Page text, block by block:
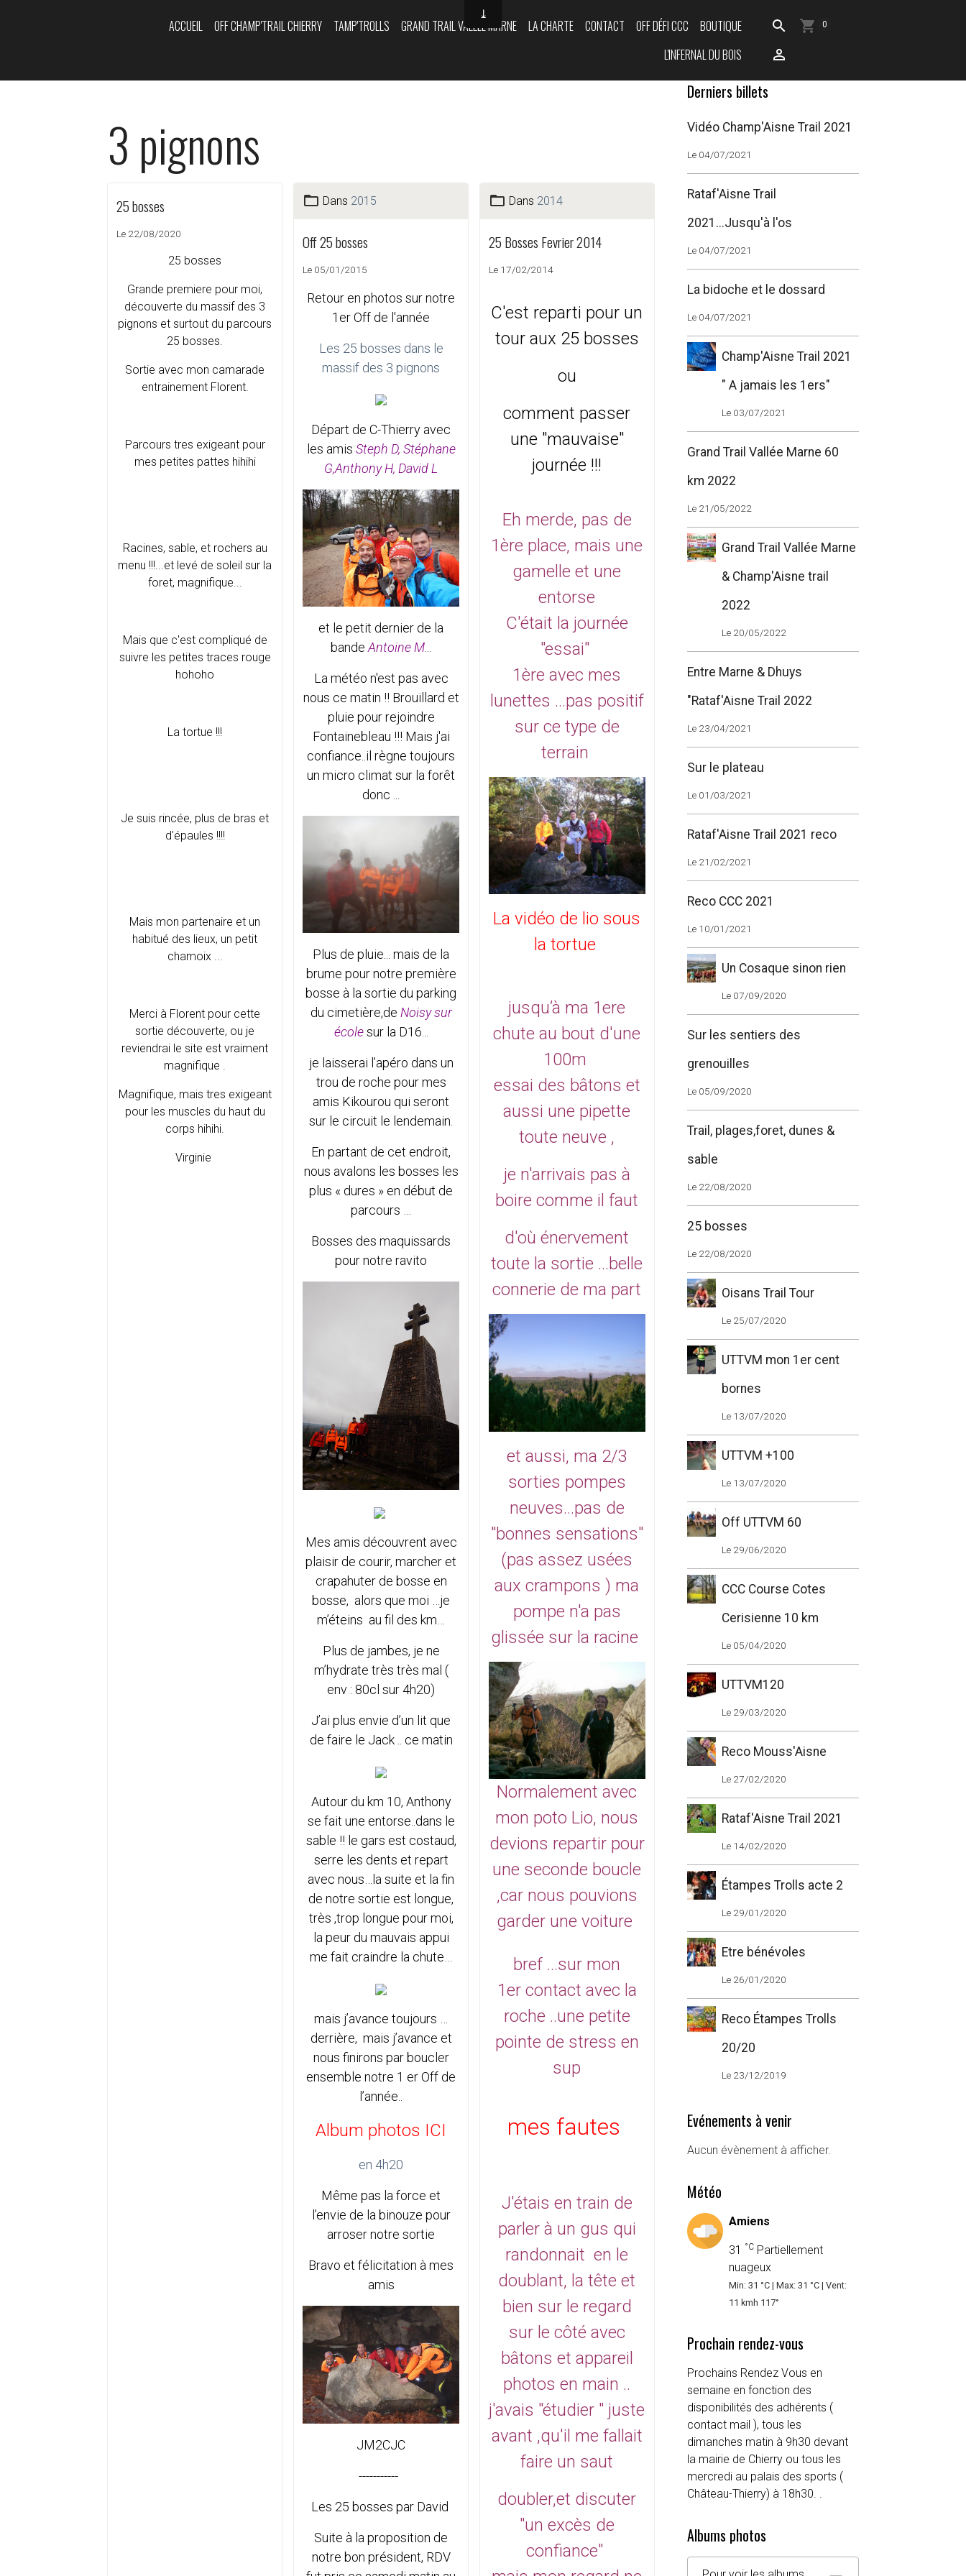
ACCUEIL OFF CHAMP'TRAIL CHIERRY TAMP'TROLLS GRAND TRAIL VALLÉE MARNE LA CHARTE CONTACT OFF DÉFI CCC
BOUTIQUE
L'INFERNAL DU BOIS
0
3 pignons
25 bosses
Le 22/08/2020
25 bosses
Grande premiere pour moi,
découverte du massif des 3
pignons et surtout du parcours
25 bosses.
Sortie avec mon camarade
entrainement Florent.
Parcours tres exigeant pour
mes petites pattes hihihi
Racines, sable, et rochers au
menu !!!...et levé de soleil sur la
foret, magnifique...
Mais que c'est compliqué de
suivre les petites traces rouge
hohoho
La tortue !!!
Je suis rincée, plus de bras et
d'épaules !!!!
Mais mon partenaire et un
habitué des lieux, un petit
chamoix ...
Merci à Florent pour cette
sortie découverte, ou je
reviendrai le site est vraiment
magnifique .
Magnifique, mais tres exigeant
pour les muscles du haut du
corps hihihi.
Virginie
Dans 2015
Off 25 bosses
Le 05/01/2015
Retour en photos sur notre
1er Off de l'année
Les 25 bosses dans le
massif des 3 pignons
Départ de C-Thierry avec
les amis Steph D, Stéphane
G,Anthony H, David L
et le petit dernier de la
bande Antoine M
La météo n'est pas avec
nous ce matin !! Brouillard et
pluie pour rejoindre
Fontainebleau !!! Mais j'ai
confiance..il règne toujours
un micro climat sur la forêt
donc ...
Plus de pluie... mais de la
brume pour notre première
bosse à la sortie du parking
du cimetière,de Noisy sur
écolesur la D16...
je laisserai l’apéro dans un
trou de roche pour mes
amis Kikourou qui seront
sur le circuit le lendemain.
En partant de cet endroit,
nous avalons les bosses les
plus « dures » en début de
parcours …
Bosses des maquissards
pour notre ravito
Mes amis découvrent avec
plaisir de courir, marcher et
crapahuter de bosse en
bosse, alors que moi …je
m’éteins au fil des km…
Plus de jambes, je ne
m’hydrate très très mal (
env : 80cl sur 4h20)
J’ai plus envie d’un lit que
de faire le Jack .. ce matin
Autour du km 10, Anthony
se fait une entorse..dans le
sable !! le gars est costaud,
serre les dents et repart
avec nous…la suite et la fin
de notre sortie est longue,
très ,trop longue pour moi,
la peur du mauvais appui
me fait craindre la chute…
mais j’avance toujours …
derrière, mais j’avance et
nous finirons par boucler
ensemble notre 1 er Off de
l’année..
Album photos ICI
en 4h20
Même pas la force et
l’envie de la binouze pour
arroser notre sortie
Bravo et félicitation à mes
amis
JM2CJC
-----------
Les 25 bosses par David
Suite à la proposition de
notre bon président, RDV
Dans 2014
25 Bosses Fevrier 2014
Le 17/02/2014
C'est reparti pour un
tour aux 25 bosses
ou
comment passer
une "mauvaise"
journée !!!
Eh merde, pas de
1ère place, mais une
gamelle et une
entorse
C'était la journée
"essai"
1ère avec mes
lunettes ...pas positif
sur ce type de
terrain
La vidéo de lio sous
la tortue
jusqu’à ma 1ere
chute au bout d'une
100m
essai des bâtons et
aussi une pipette
toute neuve ,
je n'arrivais pas à
boire comme il faut
d'où énervement
toute la sortie ...belle
connerie de ma part
et aussi, ma 2/3
sorties pompes
neuves...pas de
"bonnes sensations"
(pas assez usées
aux crampons ) ma
pompe n'a pas
glissée sur la racine
Normalement avec
mon poto Lio, nous
devions repartir pour
une seconde boucle
,car nous pouvions
garder une voiture
bref ...sur mon
1er contact avec la
roche ..une petite
pointe de stress en
sup
mes fautes
J'étais en train de
parler à un gus qui
randonnait en le
doublant, la tête et
bien sur le regard
sur le côté avec
bâtons et appareil
photos en main ..
j'avais "étudier " juste
avant ,qu'il me fallait
faire un saut
doubler,et discuter
"un excès de
confiance"
Derniers billets
Vidéo Champ'Aisne Trail 2021
Le 04/07/2021
Rataf'Aisne Trail
2021...Jusqu'à l'os
Le 04/07/2021
La bidoche et le dossard
Le 04/07/2021
Champ'Aisne Trail 2021
" A jamais les 1ers"
Le 03/07/2021
Grand Trail Vallée Marne 60
km 2022
Le 21/05/2022
Grand Trail Vallée Marne
& Champ'Aisne trail
2022
Le 20/05/2022
Entre Marne & Dhuys
"Rataf'Aisne Trail 2022
Le 23/04/2021
Sur le plateau
Le 01/03/2021
Rataf'Aisne Trail 2021 reco
Le 21/02/2021
Reco CCC 2021
Le 10/01/2021
Un Cosaque sinon rien
Le 07/09/2020
Sur les sentiers des
grenouilles
Le 05/09/2020
Trail, plages,foret, dunes &
sable
Le 22/08/2020
25 bosses
Le 22/08/2020
Oisans Trail Tour
Le 25/07/2020
UTTVM mon 1er cent
bornes
Le 13/07/2020
UTTVM +100
Le 13/07/2020
Off UTTVM 60
Le 29/06/2020
CCC Course Cotes
Cerisienne 10 km
Le 05/04/2020
UTTVM120
Le 29/03/2020
Reco Mouss'Aisne
Le 27/02/2020
Rataf'Aisne Trail 2021
Le 14/02/2020
Étampes Trolls acte 2
Le 29/01/2020
Etre bénévoles
Le 26/01/2020
Reco Étampes Trolls
20/20
Le 23/12/2019
Evénements à venir
Aucun évènement à afficher.
Météo
Amiens
31 °CPartiellement
nuageux
Min: 31 °C | Max: 31 °C | Vent:
11 kmh 117°
Prochain rendez-vous
Prochains Rendez Vous en
semaine en fonction des
disponibilités des adhérents (
contact mail ), tous les
dimanches matin à 9h30 devant
la mairie de Chierry ou tous les
mercredi au palais des sports (
Château-Thierry) à 18h30. .
Albums photos